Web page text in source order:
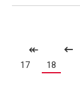
↞
17
18